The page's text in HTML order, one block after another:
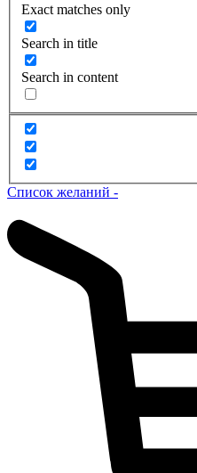
Exact matches only
Search in title
Search in content
Список желаний -